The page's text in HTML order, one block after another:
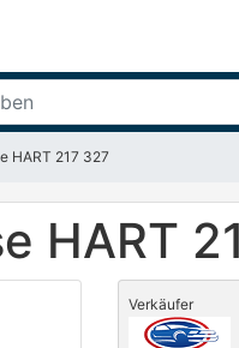
HART 217 327
HART
Verkäufer